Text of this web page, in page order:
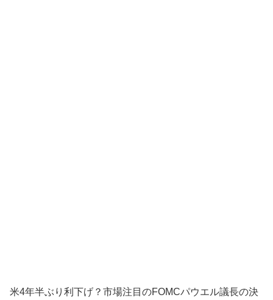
米4年半ぶり利下げ？市場注目のFOMCパウエル議長の決